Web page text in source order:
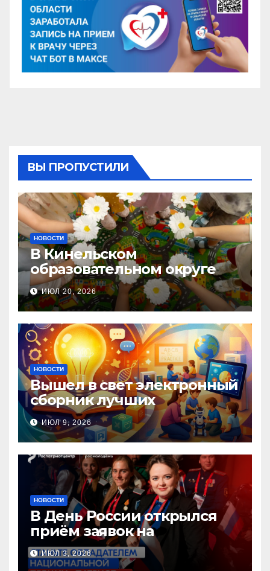
ВЫ ПРОПУСТИЛИ
НОВОСТИ
В Кинельском
образовательном округе
прошла Неделя правовой
помощи, посвящённая Дню
семьи, любви и верности
ИЮЛ 20, 2026
НОВОСТИ
Вышел в свет электронный
сборник лучших
инновационных практик
педагогов дошкольного
образования!
ИЮЛ 9, 2026
НОВОСТИ
В День России открылся
приём заявок на
Национальную премию
«Патриот»
ИЮЛ 3, 2026